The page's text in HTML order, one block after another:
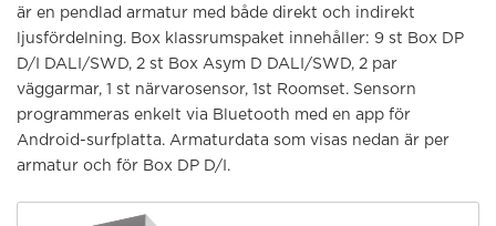
är en pendlad armatur med både direkt och indirekt
ljusfördelning. Box klassrumspaket innehåller: 9 st Box DP
D/I DALI/SWD, 2 st Box Asym D DALI/SWD, 2 par
väggarmar, 1 st närvarosensor, 1st Roomset. Sensorn
programmeras enkelt via Bluetooth med en app för
Android-surfplatta. Armaturdata som visas nedan är per
armatur och för Box DP D/I.